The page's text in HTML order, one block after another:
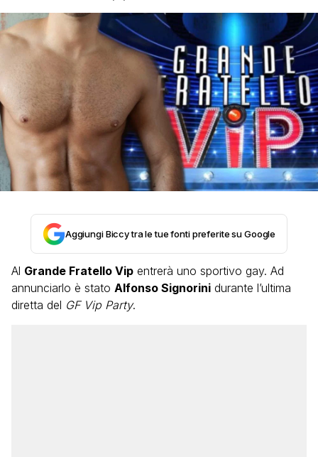
Aggiungi Biccy tra le tue fonti preferite su Google
Al Grande Fratello Vip entrerà uno sportivo gay. Ad
annunciarlo è stato Alfonso Signorini durante l’ultima
diretta del GF Vip Party.